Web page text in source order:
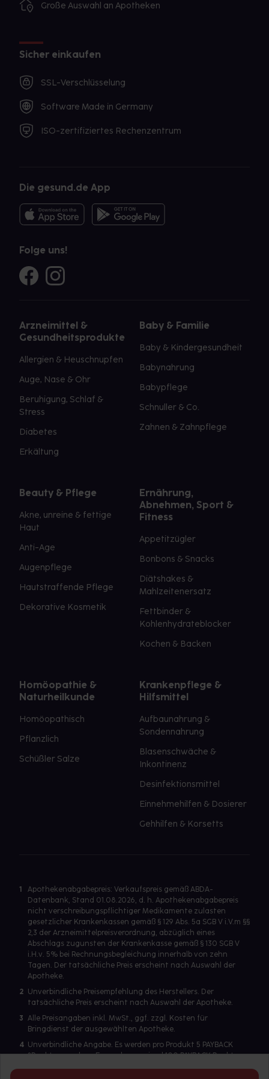
Große Auswahl an Apotheken
Sicher einkaufen
SSL-Verschlüsselung
Software Made in Germany
ISO-zertifiziertes Rechenzentrum
Die gesund.de App
Folge uns!
Arzneimittel &
Gesundheitsprodukte
Allergien & Heuschnupfen
Auge, Nase & Ohr
Beruhigung, Schlaf &
Stress
Diabetes
Erkältung
Baby & Familie
Baby & Kindergesundheit
Babynahrung
Babypflege
Schnuller & Co.
Zahnen & Zahnpflege
Beauty & Pflege
Akne, unreine & fettige
Haut
Anti-Age
Augenpflege
Hautstraffende Pflege
Dekorative Kosmetik
Ernährung,
Abnehmen, Sport &
Fitness
Appetitzügler
Bonbons & Snacks
Diätshakes &
Mahlzeitenersatz
Fettbinder &
Kohlenhydrateblocker
Kochen & Backen
Homöopathie &
Naturheilkunde
Homöopathisch
Pflanzlich
Schüßler Salze
Krankenpflege &
Hilfsmittel
Aufbaunahrung &
Sondennahrung
Blasenschwäche &
Inkontinenz
Desinfektionsmittel
Einnehmehilfen & Dosierer
Gehhilfen & Korsetts
1
Apothekenabgabepreis: Verkaufspreis gemäß ABDA-
Datenbank, Stand 01.08.2026, d. h. Apothekenabgabepreis
nicht verschreibungspflichtiger Medikamente zulasten
gesetzlicher Krankenkassen gemäß § 129 Abs. 5a SGB V i.V.m §§
2,3 der Arzneimittelpreisverordnung, abzüglich eines
Abschlags zugunsten der Krankenkasse gemäß § 130 SGB V
i.H.v. 5% bei Rechnungsbegleichung innerhalb von zehn
Tagen. Der tatsächliche Preis erscheint nach Auswahl der
Apotheke.
2 Unverbindliche Preisempfehlung des Herstellers. Der
tatsächliche Preis erscheint nach Auswahl der Apotheke.
3 Alle Preisangaben inkl. MwSt., ggf. zzgl. Kosten für
Bringdienst der ausgewählten Apotheke.
4 Unverbindliche Angabe. Es werden pro Produkt 5 PAYBACK
°Punkte vergeben. Es werden maximal 100 PAYBACK Punkte